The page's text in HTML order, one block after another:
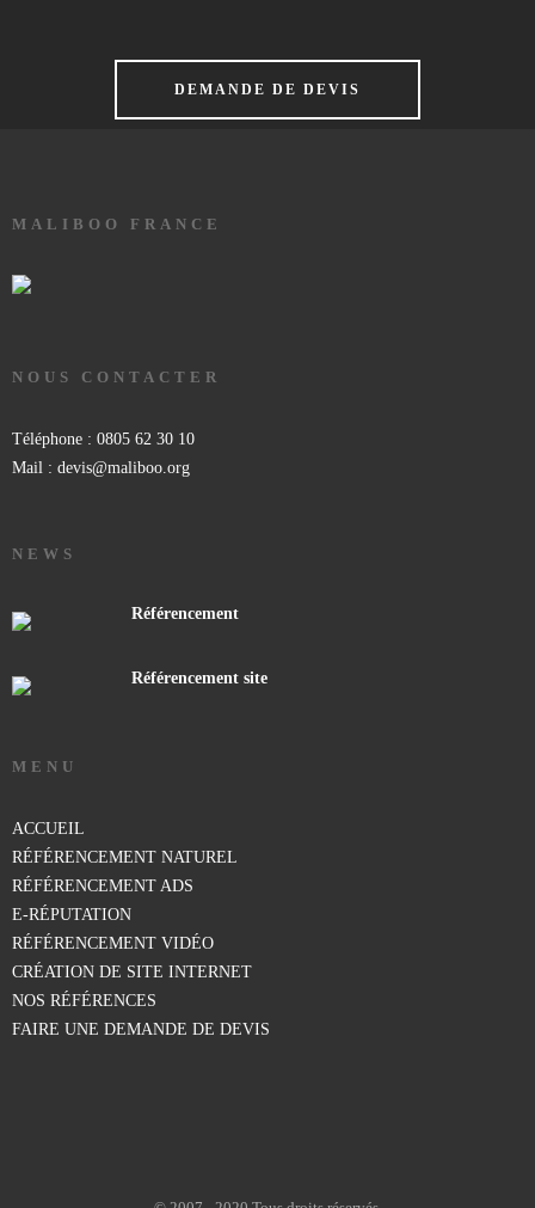
DEMANDE DE DEVIS
MALIBOO FRANCE
NOUS CONTACTER
Téléphone : 0805 62 30 10
Mail : devis@maliboo.org
NEWS
Référencement
Référencement site
MENU
ACCUEIL
RÉFÉRENCEMENT NATUREL
RÉFÉRENCEMENT ADS
E-RÉPUTATION
RÉFÉRENCEMENT VIDÉO
CRÉATION DE SITE INTERNET
NOS RÉFÉRENCES
FAIRE UNE DEMANDE DE DEVIS